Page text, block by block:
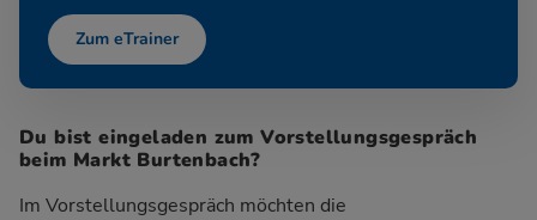
Zum eTrainer
Du bist eingeladen zum Vorstellungsgespräch
beim Markt Burtenbach?
Im Vorstellungsgespräch möchten die